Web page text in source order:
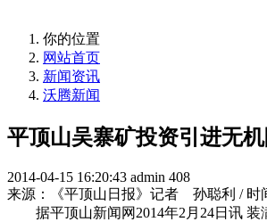
你的位置
网站首页
新闻资讯
沃腾新闻
平顶山吴寨矿投资引进无
2014-04-15 16:20:43 admin 408
来源：《平顶山日报》记者 孙聪利 / 时
据平顶山新闻网2014年2月24日讯 装